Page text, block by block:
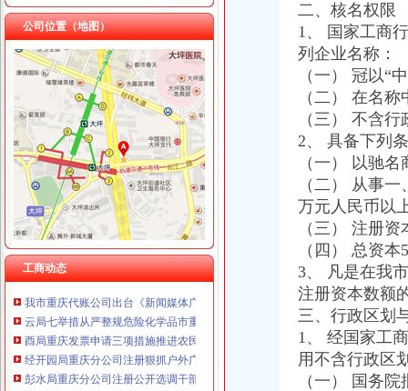
重庆科发表面处理有限责任公司 渝北800万 （进出口权）
重庆傲志众达投资咨询有限责任公司 渝九1000万 （增资）
重庆臣夫商贸有限公司 （执照专让）
重庆卿倾商贸有限责任公司 渝江100万 （工商注册）
重庆国洪体育设施有限公司
重庆星竣贸易有限责任公司 渝中100万 （进出口权）
重庆海谛升进出口贸易有限公司 渝北100万 （进出口权）
重庆奕欣锦诚商贸有限公司 渝九50万 （工商注册）
重庆信同广告有限公司 渝沙50万 （工商注册）
重庆三虹房地产营销策划有限公司
公司位置（地图）
工商动态
工商动态
巫溪局重庆发票申请采取三措施开展保密自查工作
永川局重庆分公司注册全体干部职工共向灾区捐款近4万元
綦江局、重庆分公司注册綦江个协为灾区募集捐款23万余元
市重庆公司注销局赴埃及南非考察团为四川大地震遇难者默哀并捐款
巫溪局实施“五大帮农”重庆代理记账工程，助推新农村建设
部门省市重庆分公司注册局来信来电对我局表示问 四川省局发来感谢信
秀山局重庆代理报税七旬退休干部系灾区捐款1000元
南岸局重庆进出口权四项措施做好地震灾后稳定工作
一方有难 八方支援:南岸局重庆代理记账向梁平局紧急捐款2万元
巴南局重庆代理记账三项举措积应对地震波动
我市重庆代账公司出台《新闻媒体广告刊播违规行为处理办法》
云局七举措从严整规危险化学品市重庆进出口权场秩序
酉局重庆发票申请三项措施推进农民专业合作社实施商标品牌战略
经开园局重庆分公司注册狠抓户外广告监管取得明显成效
彭水局重庆分公司注册公开选调干部努力提高选人用人公信度
合川区创建“无销村”重庆代账公司试点正式启动
二、核名权限
1、 国家工商
列企业名称：
（一） 冠以“
（二） 在名
（三） 不含
2、 具备下列
（一） 以驰
（二） 从事
万元人民币以
（三） 注册
（四） 总资
3、 凡是在我
注册资本数额
三、行政区划
1、 经国家工
用不含行政区
（一） 国务